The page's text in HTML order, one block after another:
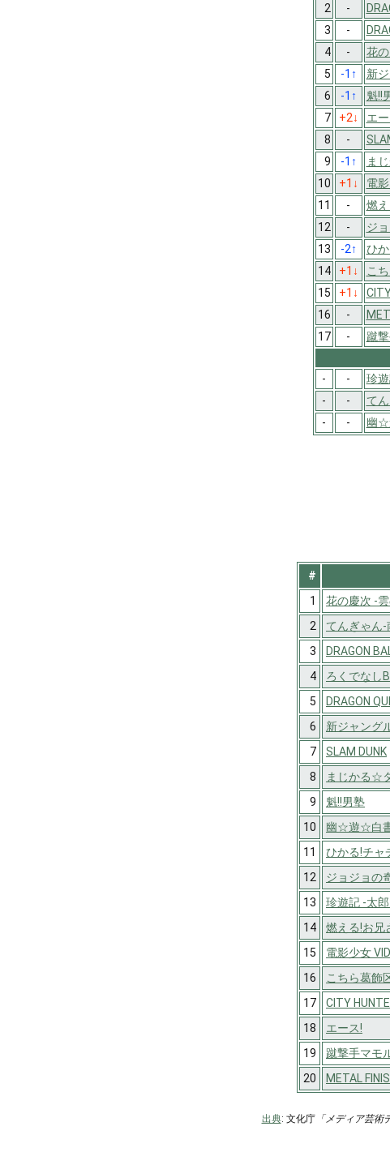
2
-
3
-
4
- 花
5
-1 ↑ 新
6
-1 ↑ 魁!!
7
+2↓ エ
8
-
9
-1 ↑ ま
10
+1 ↓ 電
11
- 燃
12
- ジ
13
-2↑ ひ
14
+1 ↓ こ
15
+1 ↓
16
-
17
- 蹴
-
- 珍
-
- て
-
- 幽☆
#
1
花の慶次 -
2
てんぎゃん
3
DRAGON
4
ろくでなし
5
DRAGON
6
新ジャング
7
SLAM DUNK
8
まじかる☆
9
魁!!男塾
10
幽☆遊☆白
11
ひかる!チャ
12
ジョジョの
13
珍遊記 -太
14
燃える!お兄
15
電影少女
16
こちら葛飾
17
CITY
18
エース!
19
蹴撃手マモ
20
METAL
出典: 文化庁「メディア芸術